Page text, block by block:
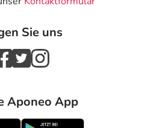
Sie uns
Aponeo App